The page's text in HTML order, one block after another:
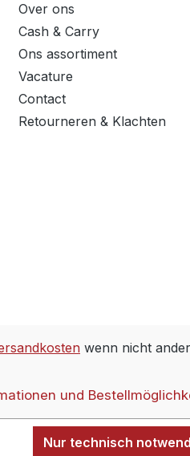
Over ons
Cash & Carry
Ons assortiment
Vacature
Contact
Retourneren & Klachten
wenn nicht
und
Nur technisch